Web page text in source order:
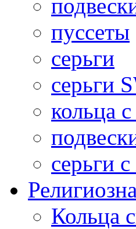
пуссеты
серьги
серьги
кольца
серьги
Кольца